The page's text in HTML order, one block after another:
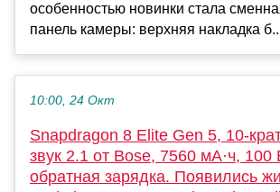
особенностью новинки стала
панель камеры: верхняя накладка
10:00, 24 Окт
Snapdragon 8 Elite Gen 5, 10-
звук 2.1 от Bose, 7560 мА·ч, 100
обратная зарядка. Появились